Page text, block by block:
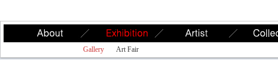
Gallery Art Fair